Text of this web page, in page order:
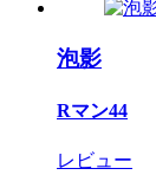
泡影
Rマン44
レビュー